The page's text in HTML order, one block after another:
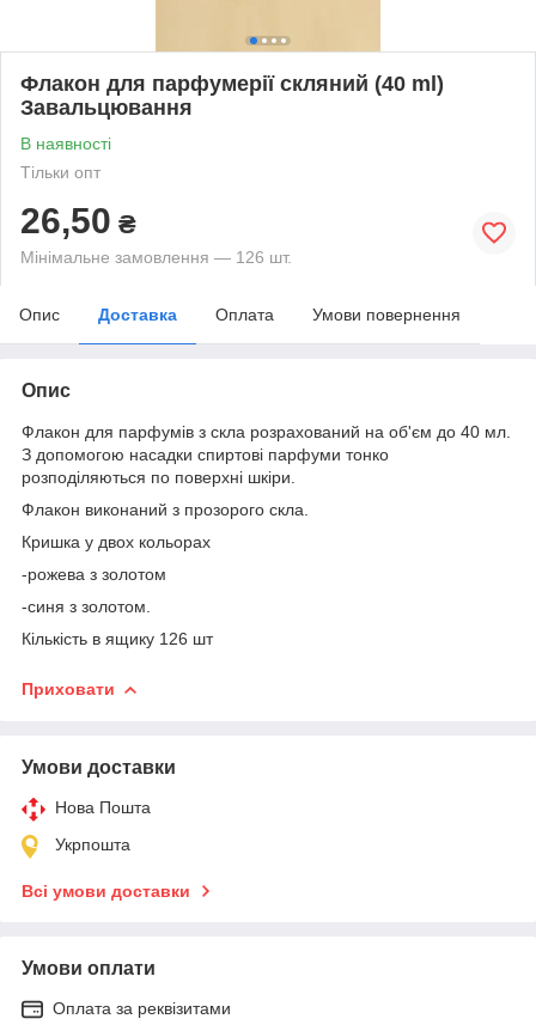
Флакон для парфумерії скляний (40 ml)
Завальцювання
В наявності
Тільки опт
26,50 ₴
Мінімальне замовлення — 126 шт.
Опис Доставка Оплата Умови повернення
Опис
Флакон для парфумів з скла розрахований на об'єм до 40 мл.
З допомогою насадки спиртові парфуми тонко
розподіляються по поверхні шкіри.
Флакон виконаний з прозорого скла.
Кришка у двох кольорах
-рожева з золотом
-синя з золотом.
Кількість в ящику 126 шт
Приховати
Умови доставки
Нова Пошта
Укрпошта
Всі умови доставки
Умови оплати
Оплата за реквізитами